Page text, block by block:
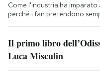
Come l'industria ha
perché i fan pretendono
Il primo libro
Luca Misculin